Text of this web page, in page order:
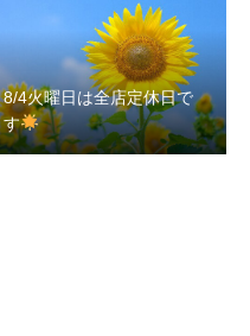
8/4火曜日は全店定休日で
す